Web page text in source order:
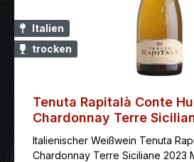
Italien
trocken
Tenuta Rapitalà Conte
Chardonnay Terre
Magnum
Italienischer Weißwein Tenuta
Chardonnay Terre Siciliane 2023